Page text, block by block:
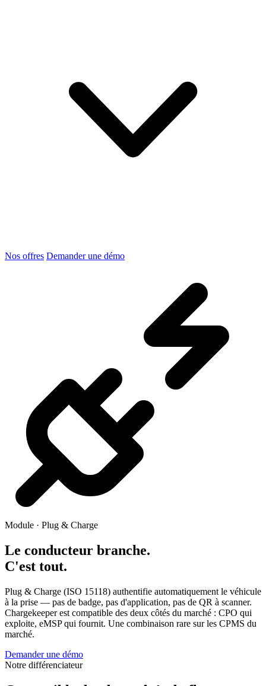
Nos offres Demander une démo
Module · Plug & Charge
Le conducteur branche.
C'est tout.
Plug & Charge (ISO 15118) authentifie automatiquement le véhicule
à la prise — pas de badge, pas d'application, pas de QR à scanner.
Chargekeeper est compatible des deux côtés du marché : CPO qui
exploite, eMSP qui fournit. Une combinaison rare sur les CPMS du
marché.
Demander une démo
Notre différenciateur